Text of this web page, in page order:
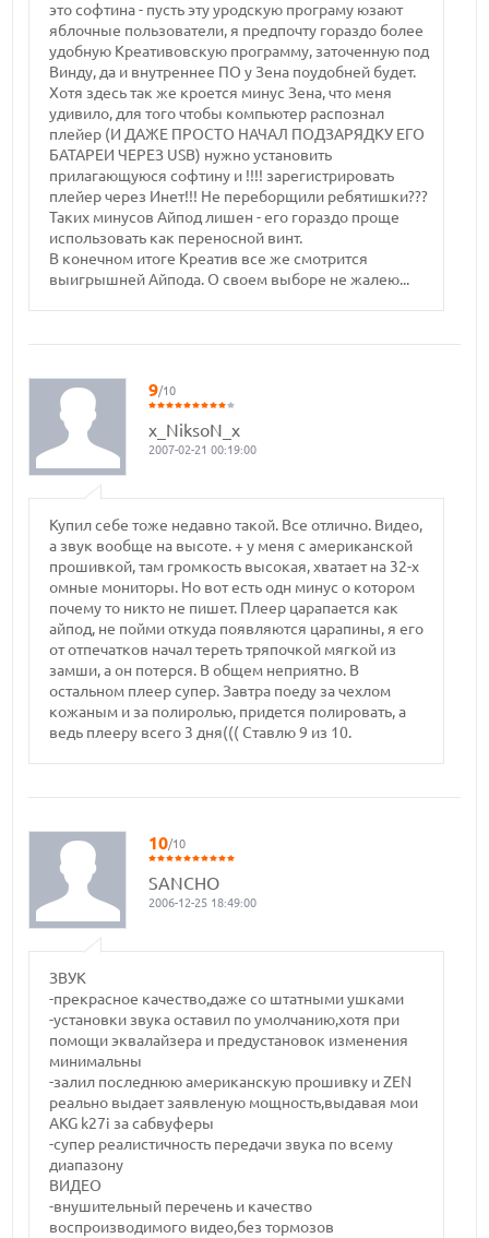
это софтина - пусть эту уродскую програму юзают
яблочные пользователи, я предпочту гораздо более
удобную Креативовскую программу, заточенную под
Винду, да и внутреннее ПО у Зена поудобней будет.
Хотя здесь так же кроется минус Зена, что меня
удивило, для того чтобы компьютер распознал
плейер (И ДАЖЕ ПРОСТО НАЧАЛ ПОДЗАРЯДКУ ЕГО
БАТАРЕИ ЧЕРЕЗ USB) нужно установить
прилагающуюся софтину и !!!! зарегистрировать
плейер через Инет!!! Не переборщили ребятишки???
Таких минусов Айпод лишен - его гораздо проще
использовать как переносной винт.
В конечном итоге Креатив все же смотрится
выигрышней Айпода. О своем выборе не жалею...
9/10
x_NiksoN_x
2007-02-21 00:19:00
Купил себе тоже недавно такой. Все отлично. Видео,
а звук вообще на высоте. + у меня с американской
прошивкой, там громкость высокая, хватает на 32-х
омные мониторы. Но вот есть одн минус о котором
почему то никто не пишет. Плеер царапается как
айпод, не пойми откуда появляются царапины, я его
от отпечатков начал тереть тряпочкой мягкой из
замши, а он потерся. В общем неприятно. В
остальном плеер супер. Завтра поеду за чехлом
кожаным и за полиролью, придется полировать, а
ведь плееру всего 3 дня((( Ставлю 9 из 10.
10/10
SANCHO
2006-12-25 18:49:00
ЗВУК
-прекрасное качество,даже со штатными ушками
-установки звука оставил по умолчанию,хотя при
помощи эквалайзера и предустановок изменения
минимальны
-залил последнюю американскую прошивку и ZEN
реально выдает заявленую мощность,выдавая мои
AKG k27i за сабвуферы
-супер реалистичность передачи звука по всему
диапазону
ВИДЕО
-внушительный перечень и качество
воспроизводимого видео,без тормозов